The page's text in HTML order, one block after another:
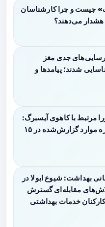
چیست و چرا کارشناسان
هشدار می‌دهند؟
جدی مغز
شدند؛ پیامدها و
مرتبط با کاهوی آیسبرگ:
هشدار CDC درباره موارد گزارش‌شده در ۱۵
بهداشت: شیوع ابولا در
مقابله‌ای گسترش
خدمات بهداشتی